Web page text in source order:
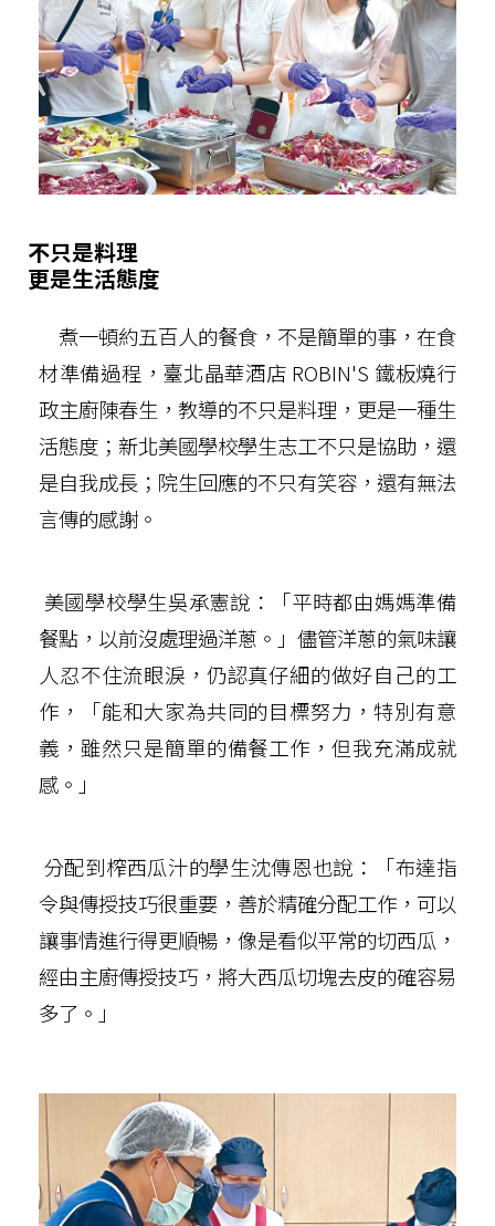
不只是料理
更是生活態度
煮一頓約五百人的餐食，不是簡單的事，在食
材準備過程，臺北晶華酒店 ROBIN'S 鐵板燒行
政主廚陳春生，教導的不只是料理，更是一種生
活態度；新北美國學校學生志工不只是協助，還
是自我成長；院生回應的不只有笑容，還有無法
言傳的感謝。
美國學校學生吳承憲說：「平時都由媽媽準備
餐點，以前沒處理過洋蔥。」儘管洋蔥的氣味讓
人忍不住流眼淚，仍認真仔細的做好自己的工
作，「能和大家為共同的目標努力，特別有意
義，雖然只是簡單的備餐工作，但我充滿成就
感。」
分配到榨西瓜汁的學生沈傳恩也說：「布達指
令與傳授技巧很重要，善於精確分配工作，可以
讓事情進行得更順暢，像是看似平常的切西瓜，
經由主廚傳授技巧，將大西瓜切塊去皮的確容易
多了。」